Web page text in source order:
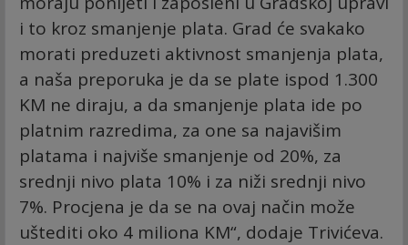
i to kroz smanjenje plata. Grad će svakako
morati preduzeti aktivnost smanjenja plata,
a naša preporuka je da se plate ispod 1.300
KM ne diraju, a da smanjenje plata ide po
platnim razredima, za one sa najavišim
platama i najviše smanjenje od 20%, za
srednji nivo plata 10% i za niži srednji nivo
7%. Procjena je da se na ovaj način može
uštediti oko 4 miliona KM“, dodaje Trivićeva.